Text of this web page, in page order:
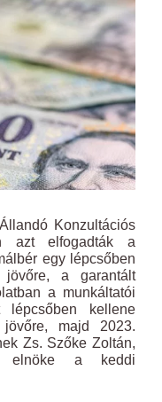
Konzultációs
azt elfogadták a
egy lépcsőben
a garantált
a munkáltatói
kellene
majd 2023.
Zs. Szőke Zoltán,
elnöke a keddi